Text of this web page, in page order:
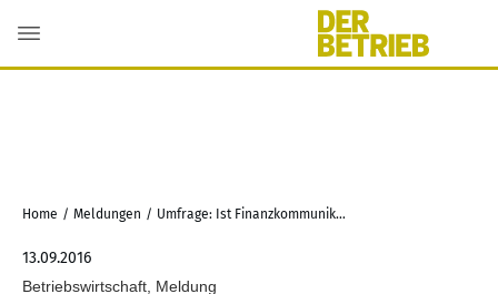
Home / Meldungen / Umfrage: Ist Finanzkommunikation Chefsache?
13.09.2016
Betriebswirtschaft, Meldung